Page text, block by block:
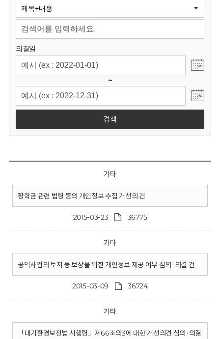
회
의결일
~
검색
기타
장학금 관련 법령 등의 개인정보 수집 개선의 건
2015-03-23 36775
기타
공익사업의 토지 등 보상을 위한 개인정보 제공 여부 심의·의결 건
2015-03-09 36724
기타
「대기환경보전법 시행령」제66조의3에 대한 개선의견 심의·의결